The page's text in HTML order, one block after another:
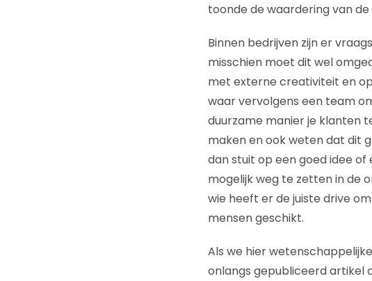
toonde de waardering van
Binnen bedrijven zijn er
misschien moet dit wel
met externe creativiteit en
waar vervolgens een team
duurzame manier je klanten
maken en ook weten dat dit
dan stuit op een goed idee of
mogelijk weg te zetten in de
wie heeft er de juiste drive
mensen geschikt.
Als we hier
onlangs gepubliceerd artikel